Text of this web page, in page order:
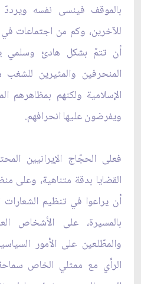
بالموقف فينسى نفسه
للآخرين، وكم من اجتماعات
أن تتمّ بشكل هادئ
المنحرفين والمثيرين للشغب
الإسلامية ولكنهم بمظاهرهم
ويفرضون عليها انحرافهم.
فعلى الحجّاج الإيرانيين
القضايا بدقة متناهية، وعلى
أن يراعوا في تنظيم الشعارات
بالمسيرة، على الأشخاص
والمطّلعين على الأمور
الرأي مع ممثلي الخاص